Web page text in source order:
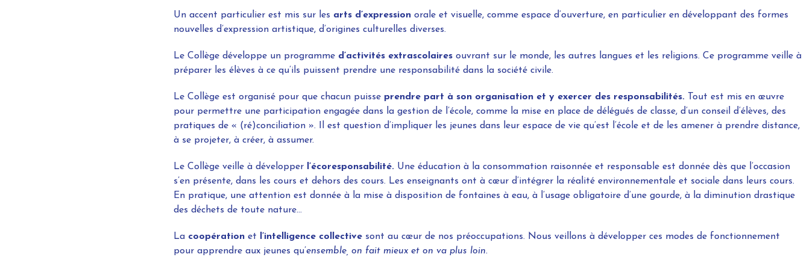
Un accent particulier est mis sur les arts d’expressionorale et visuelle, comme espace d’ouverture, en particulier en développant des formes
nouvelles d’expression artistique, d’origines culturelles diverses.
Le Collège développe un programme d’activités extrascolairesouvrant sur le monde, les autres langues et les religions. Ce programme veille à
préparer les élèves à ce qu’ils puissent prendre une responsabilité dans la société civile.
Le Collège est organisé pour que chacun puisse prendre part à son organisation et y exercer des responsabilités.Tout est mis en œuvre
pour permettre une participation engagée dans la gestion de l’école, comme la mise en place de délégués de classe, d’un conseil d’élèves, des
pratiques de « (ré)conciliation ». Il est question d’impliquer les jeunes dans leur espace de vie qu’est l’école et de les amener à prendre distance,
à se projeter, à créer, à assumer.
Le Collège veille à développer l’écoresponsabilité.Une éducation à la consommation raisonnée et responsable est donnée dès que l’occasion
s’en présente, dans les cours et dehors des cours. Les enseignants ont à cœur d’intégrer la réalité environnementale et sociale dans leurs cours.
En pratique, une attention est donnée à la mise à disposition de fontaines à eau, à l’usage obligatoire d’une gourde, à la diminution drastique
des déchets de toute nature…
La coopérationet l’intelligence collectivesont au cœur de nos préoccupations. Nous veillons à développer ces modes de fonctionnement
pour apprendre aux jeunes qu’ensemble, on fait mieux et on va plus loin.